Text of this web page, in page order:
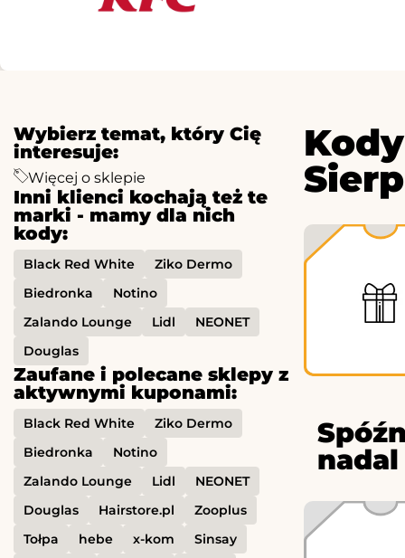
Wybierz temat, który Cię
interesuje:
Więcej o sklepie
Inni klienci kochają też te
marki - mamy dla nich
kody:
Black Red White
Ziko Dermo
Biedronka
Notino
Zalando Lounge
Lidl
NEONET
Douglas
Zaufane i polecane sklepy z
aktywnymi kuponami:
Black Red White
Ziko Dermo
Biedronka
Notino
Zalando Lounge
Lidl
NEONET
Douglas
Hairstore.pl
Zooplus
Tołpa
hebe x-kom
Sinsay